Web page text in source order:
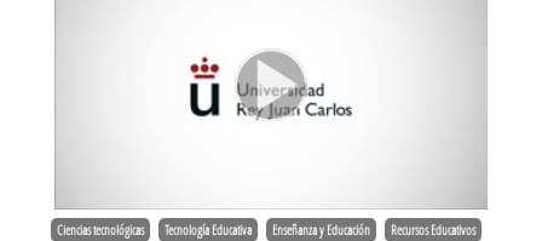
Ciencias tecnológicas Tecnología Educativa Enseñanza y Educación Recursos Educativos